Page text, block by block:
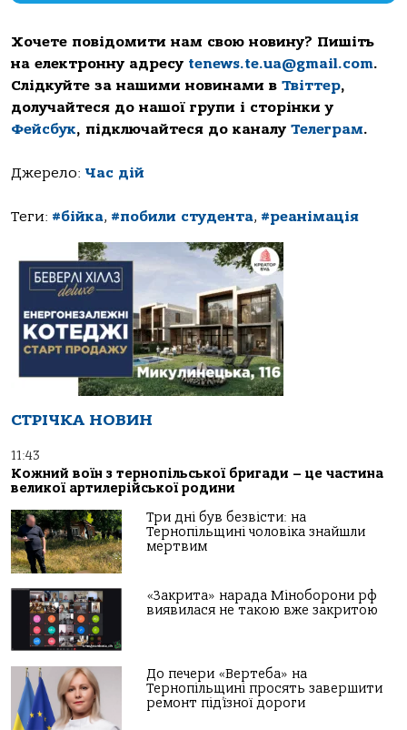
Хочете повідомити нам свою новину? Пишіть
на електронну адресу tenews.te.ua@gmail.com.
Слідкуйте за нашими новинами в Твіттер,
долучайтеся до нашої групи і сторінки у
Фейсбук, підключайтеся до каналу Телеграм.
Джерело: Час дій
Теги: #бійка, #побили студента, #реанімація
СТРІЧКА НОВИН
11:43
Кожний воїн з тернопільської бригади – це частина
великої артилерійської родини
Три дні був безвісти: на
Тернопільщині чоловіка знайшли
мертвим
«Закрита» нарада Міноборони рф
виявилася не такою вже закритою
До печери «Вертеба» на
Тернопільщині просять завершити
ремонт під’їзної дороги